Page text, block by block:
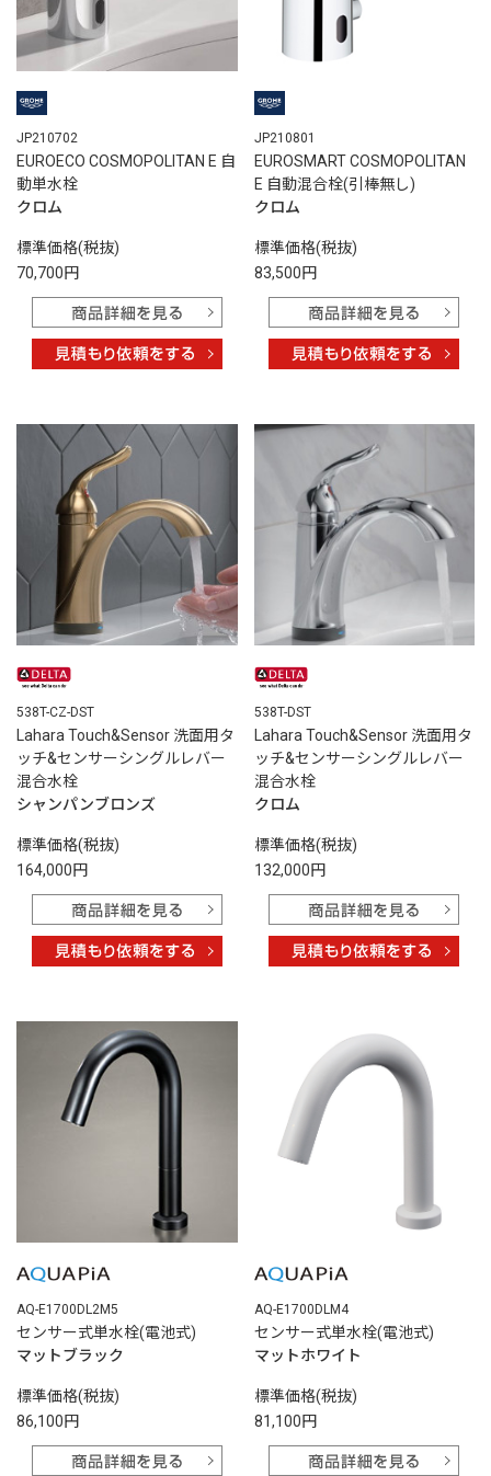
JP210702
EUROECO COSMOPOLITAN E 自
動単水栓
クロム
標準価格(税抜)
70,700円
JP210801
EUROSMART COSMOPOLITAN
E 自動混合栓(引棒無し)
クロム
標準価格(税抜)
83,500円
538T-CZ-DST
Lahara Touch&Sensor 洗面用タ
ッチ&センサーシングルレバー
混合水栓
シャンパンブロンズ
標準価格(税抜)
164,000円
538T-DST
Lahara Touch&Sensor 洗面用タ
ッチ&センサーシングルレバー
混合水栓
クロム
標準価格(税抜)
132,000円
AQ-E1700DL2M5
センサー式単水栓(電池式)
マットブラック
標準価格(税抜)
86,100円
AQ-E1700DLM4
センサー式単水栓(電池式)
マットホワイト
標準価格(税抜)
81,100円